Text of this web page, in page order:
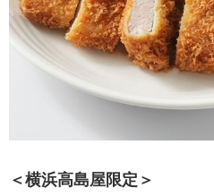
＜横浜高島屋限定＞